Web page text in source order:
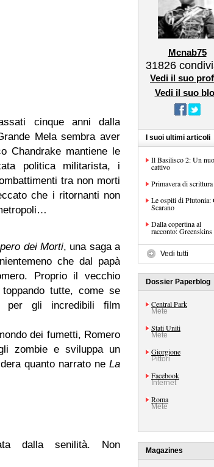
cinque anni dalla
Mela sembra aver
Chandrake mantiene le
politica militarista, i
tra non morti
che i ritornanti non
dei Morti, una saga a
che dal papà
Proprio il vecchio
tutte, come se
per gli incredibili film
dei fumetti, Romero
zombie e sviluppa un
quanto narrato ne La
dalla senilità. Non
Mcnab75
31826
Vedi il suo
Vedi il suo
I suoi ultimi articoli
Il Basilisco 2: Un
cattivo
Primavera di scrittura
Le ospiti di Plutonia:
Scarano
Dalla copertina al
racconto: Greenskins
Vedi tutti
Dossier Paperblog
Central Park
Mete
Stati Uniti
Mete
Giorgione
Pittori
Facebook
Internet
Roma
Mete
Magazines